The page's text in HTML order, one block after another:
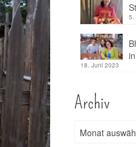
5.
18. Juni 2023
Archiv
Monat